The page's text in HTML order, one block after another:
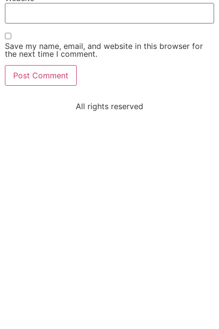
Save my name, email, and website in this browser for
the next time I comment.
All rights reserved